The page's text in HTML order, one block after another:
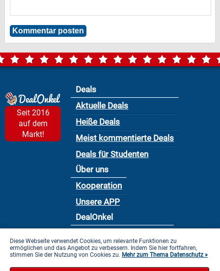
Seit 2016
auf dem
Markt!
Deals
Aktuelle Deals
Heiße Deals
Meist kommentierte Deals
Deals für Studenten
Über uns
Kooperation
Unsere APP
DealOnkel
Datenschutzbestimmung
Impressum
Diese Webseite verwendet Cookies, um relevante Funktionen zu
ermöglichen und das Angebot zu verbessern. Indem Sie hier fortfahren,
stimmen Sie der Nutzung von Cookies zu. Mehr zum Thema Datenschutz »